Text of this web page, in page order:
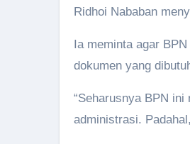
Ridhoi Nababan
Ia meminta agar
dokumen yang
“Seharusnya BPN
administrasi.